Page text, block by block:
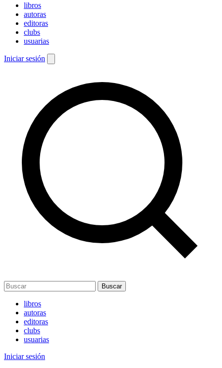
libros
autoras
editoras
clubs
usuarias
Iniciar sesión
Buscar
libros
autoras
editoras
clubs
usuarias
Iniciar sesión